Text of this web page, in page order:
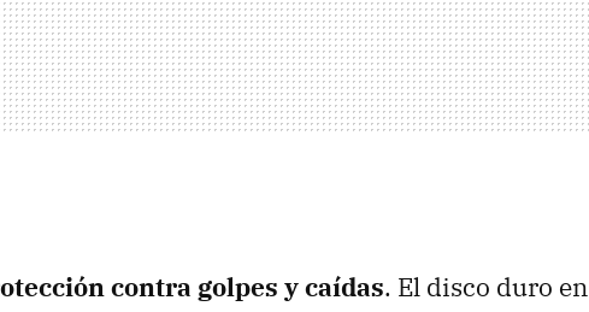
contra golpes y caídas. El disco duro en